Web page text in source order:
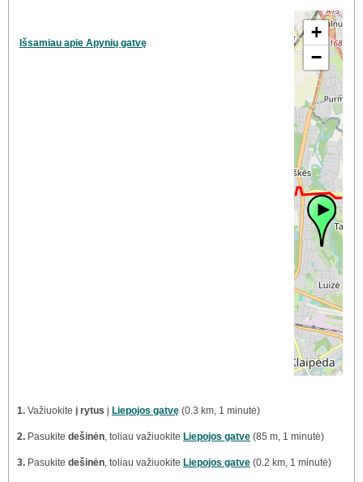
Išsamiau apie Apynių gatvę
+
−
1. Važiuokite į rytus į Liepojos gatvę (0.3 km, 1 minutė)
2. Pasukite dešinėn, toliau važiuokite Liepojos gatve (85 m, 1 minutė)
3. Pasukite dešinėn, toliau važiuokite Liepojos gatve (0.2 km, 1 minutė)